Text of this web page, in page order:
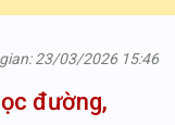
23/03/2026 15:46
đường,